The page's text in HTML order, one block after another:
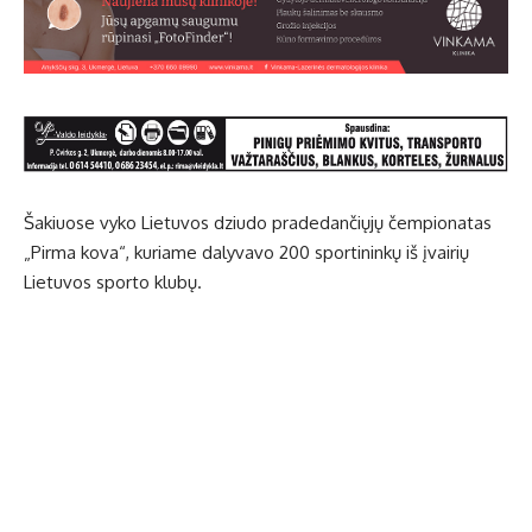
Šakiuose vyko Lietuvos dziudo pradedančiųjų čempionatas
„Pirma kova“, kuriame dalyvavo 200 sportininkų iš įvairių
Lietuvos sporto klubų.